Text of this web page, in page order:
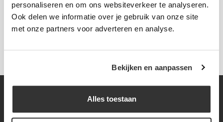
personaliseren en om ons websiteverkeer te analyseren.
Ook delen we informatie over je gebruik van onze site
met onze partners voor adverteren en analyse.
Bekijken en aanpassen
Alles toestaan
* Verplichte velden VERSTUUR
Contact Handig Items